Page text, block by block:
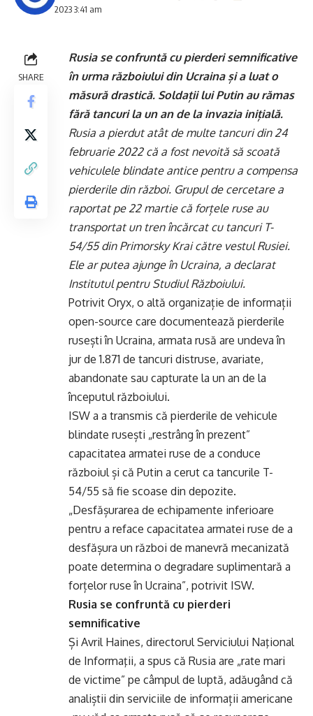
2023 3:41 am
SHARE
Rusia se confruntă cu pierderi semnificative
în urma războiului din Ucraina și a luat o
măsură drastică. Soldații lui Putin au rămas
fără tancuri la un an de la invazia inițială.
Rusia a pierdut atât de multe tancuri din 24
februarie 2022 că a fost nevoită să scoată
vehiculele blindate antice pentru a compensa
pierderile din război. Grupul de cercetare a
raportat pe 22 martie că forțele ruse au
transportat un tren încărcat cu tancuri T-
54/55 din Primorsky Krai către vestul Rusiei.
Ele ar putea ajunge în Ucraina, a declarat
Institutul pentru Studiul Războiului.
Potrivit Oryx, o altă organizație de informații
open-source care documentează pierderile
rusești în Ucraina, armata rusă are undeva în
jur de 1.871 de tancuri distruse, avariate,
abandonate sau capturate la un an de la
începutul războiului.
ISW a a transmis că pierderile de vehicule
blindate rusești „restrâng în prezent”
capacitatea armatei ruse de a conduce
războiul și că Putin a cerut ca tancurile T-
54/55 să fie scoase din depozite.
„Desfășurarea de echipamente inferioare
pentru a reface capacitatea armatei ruse de a
desfășura un război de manevră mecanizată
poate determina o degradare suplimentară a
forțelor ruse în Ucraina”, potrivit ISW.
Rusia se confruntă cu pierderi
semnificative
Și Avril Haines, directorul Serviciului Naţional
de Informaţii, a spus că Rusia are „rate mari
de victime” pe câmpul de luptă, adăugând că
analiștii din serviciile de informații americane